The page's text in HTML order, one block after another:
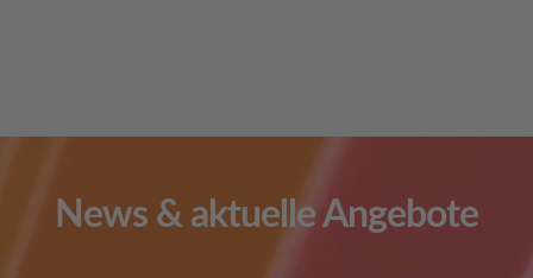
News & aktuelle Angebote